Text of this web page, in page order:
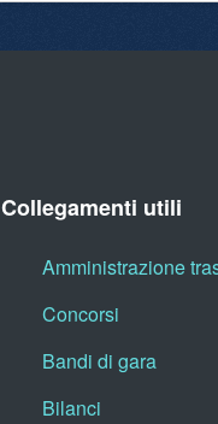
Collegamenti utili
Amministrazione
Concorsi
Bandi di gara
Bilanci